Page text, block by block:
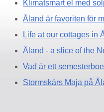
Klimatsmart el med
Åland är favoriten för
Life at our cottages in
Åland - a slice of the
Vad är ett
Stormskärs Maja på